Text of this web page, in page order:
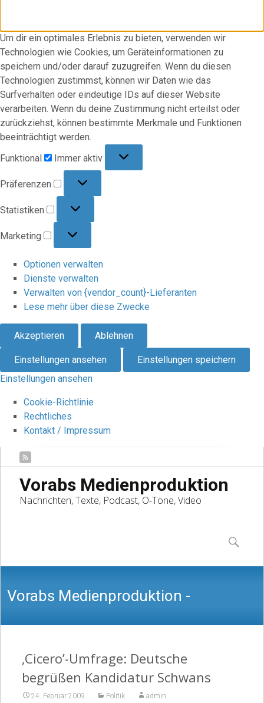
Um dir ein optimales Erlebnis zu bieten, verwenden wir
Technologien wie Cookies, um Geräteinformationen zu
speichern und/oder darauf zuzugreifen. Wenn du diesen
Technologien zustimmst, können wir Daten wie das
Surfverhalten oder eindeutige IDs auf dieser Website
verarbeiten. Wenn du deine Zustimmung nicht erteilst oder
zurückziehst, können bestimmte Merkmale und Funktionen
beeinträchtigt werden.
Funktional
Immer aktiv
Präferenzen
Statistiken
Marketing
Optionen verwalten
Dienste verwalten
Verwalten von {vendor_count}-Lieferanten
Lese mehr über diese Zwecke
Akzeptieren Ablehnen
Einstellungen ansehen
Einstellungen speichern
Einstellungen ansehen
Cookie-Richtlinie
Rechtliches
Kontakt / Impressum
Vorabs Medienproduktion
Nachrichten, Texte, Podcast, O-Töne, Video
content
Suchen
nach:
Vorabs Medienproduktion -
Nachrichten, Texte, Podcast, O-Töne,
‚Cicero’-Umfrage: Deutsche
begrüßen Kandidatur Schwans
24. Februar 2009 Politik admin